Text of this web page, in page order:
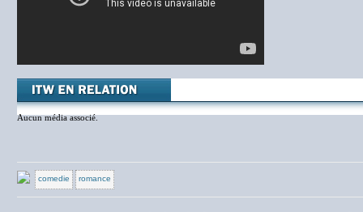
Aucun média associé.
comedie romance